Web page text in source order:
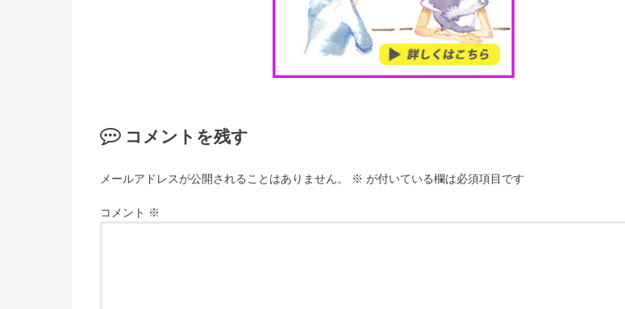
コメントを残す
メールアドレスが公開されることはありません。 ※ が付いている欄は必須項目です
コメント ※